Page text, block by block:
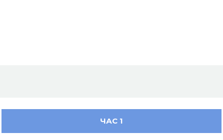
ЧАС 1